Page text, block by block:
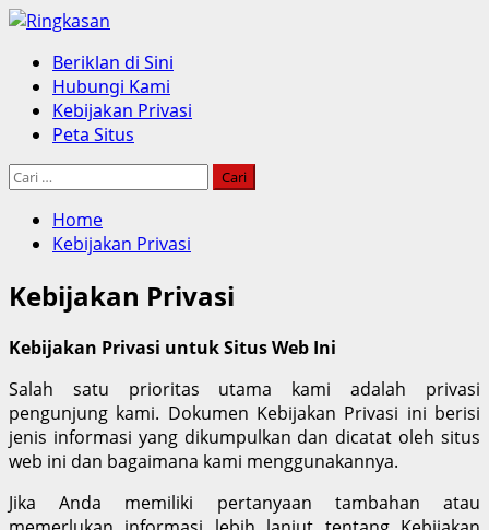
Skip
content
Primary
Menu
Beriklan di Sini
Hubungi Kami
Kebijakan Privasi
Peta Situs
Cari
Home
Kebijakan Privasi
Kebijakan Privasi
Kebijakan Privasi untuk Situs Web Ini
Salah satu prioritas utama kami adalah privasi
pengunjung kami. Dokumen Kebijakan Privasi ini berisi
jenis informasi yang dikumpulkan dan dicatat oleh situs
web ini dan bagaimana kami menggunakannya.
Jika Anda memiliki pertanyaan tambahan atau